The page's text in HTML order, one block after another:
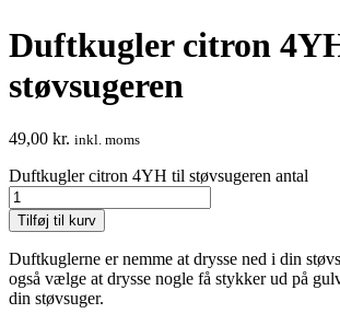
Duftkugler citron
støvsugeren
49,00 kr. inkl. moms
Duftkugler citron 4YH til støvsugeren antal
Tilføj til kurv
Duftkuglerne er nemme at drysse ned i din
også vælge at drysse nogle få stykker ud på
din støvsuger.